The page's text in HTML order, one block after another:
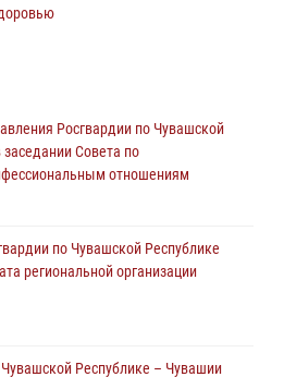
войск национальной гвардии
генерал армии Виктор Золотов
тыла с профессиональным
Росгвардии изъята крупная
продукции (видео)
Росгвардии по Чувашской
заседании Совета по
отношениям
по Чувашской Республике
региональной организации
Республике – Чувашии